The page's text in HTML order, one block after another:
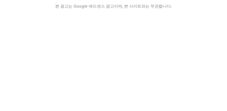
본 광고는 Google 애드센스 광고이며, 본 사이트와는 무관합니다.